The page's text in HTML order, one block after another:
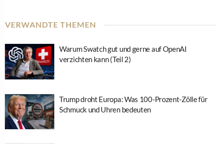
VERWANDTE THEMEN
Warum Swatch gut und gerne auf OpenAI
verzichten kann (Teil 2)
Trump droht Europa: Was 100-Prozent-Zölle für
Schmuck und Uhren bedeuten